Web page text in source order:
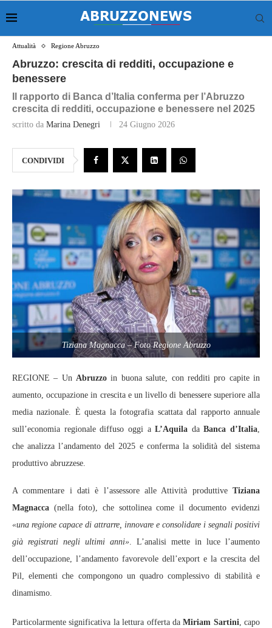
Attualità Regione Abruzzo
Abruzzo: crescita di redditi, occupazione e
benessere
Il rapporto di Banca d’Italia conferma per l’Abruzzo
crescita di redditi, occupazione e benessere nel 2025
scritto da Marina Denegri 24 Giugno 2026
CONDIVIDI
Tiziana Magnacca – Foto Regione Abruzzo
REGIONE – UnAbruzzo in buona salute, con redditi pro capite in
aumento, occupazione in crescita e un livello di benessere superiore alla
media nazionale. È questa la fotografia scattata dal rapporto annuale
sull’economia regionale diffuso oggi aL’Aquila daBanca d’Italia,
che analizza l’andamento del 2025 e conferma la solidità del sistema
produttivo abruzzese.
A commentare i dati è l’assessore alle Attività produttive Tiziana
Magnacca (nella foto), che sottolinea come il documento evidenzi
«una regione capace di attrarre, innovare e consolidare i segnali positivi
già registrati negli ultimi anni». L’analisi mette in luce l’aumento
dell’occupazione, l’andamento favorevole dell’export e la crescita del
Pil, elementi che compongono un quadro complessivo di stabilità e
dinamismo.
Particolarmente significativa la lettura offerta daMiriam Sartini, capo